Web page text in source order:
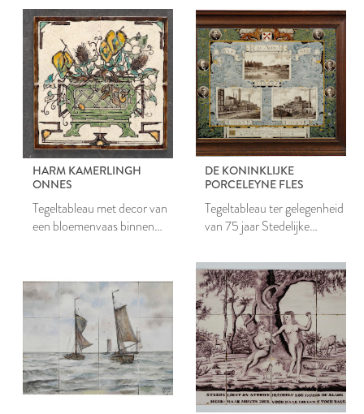
HARM KAMERLINGH
ONNES
Tegeltableau met decor van
een bloemenvaas binnen
DE KONINKLIJKE
PORCELEYNE FLES
Tegeltableau ter gelegenheid
van 75 jaar Stedelijke
de Maresingel te Leiden